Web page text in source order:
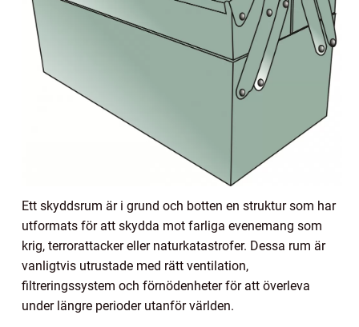
Ett skyddsrum är i grund och botten en struktur som har
utformats för att skydda mot farliga evenemang som
krig, terrorattacker eller naturkatastrofer. Dessa rum är
vanligtvis utrustade med rätt ventilation,
filtreringssystem och förnödenheter för att överleva
under längre perioder utanför världen.